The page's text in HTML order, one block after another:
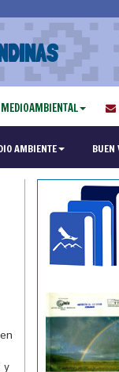
AMBIENTE BUEN
"Maestría en
y